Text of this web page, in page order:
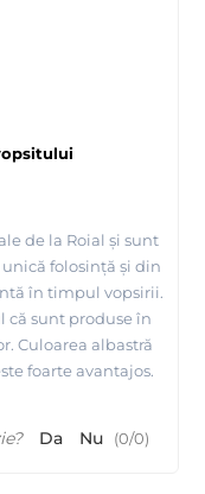
de la Roial și sunt
folosință și din
în timpul vopsirii.
că sunt produse în
Culoarea albastră
foarte avantajos.
Da Nu (0/0)